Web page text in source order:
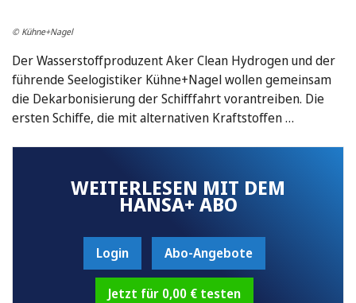
© Kühne+Nagel
Der Wasserstoffproduzent Aker Clean Hydrogen und der
führende Seelogistiker Kühne+Nagel wollen gemeinsam
die Dekarbonisierung der Schifffahrt vorantreiben. Die
ersten Schiffe, die mit alternativen Kraftstoffen …
WEITERLESEN MIT DEM
HANSA+ ABO
Login Abo-Angebote
Jetzt für 0,00 € testen